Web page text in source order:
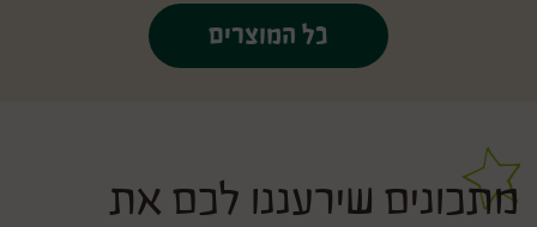
כל המוצרים
מתכונים שירעננו לכם את